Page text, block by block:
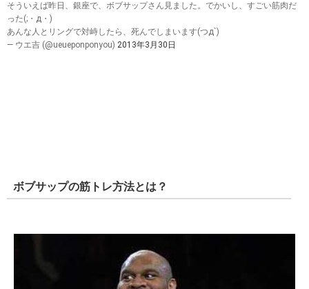
そういえば昨日、銀座で、ボブサップさん見ました。でかいし、すごい筋肉だ
った(;・д・)
あんな人とリングで対峙したら、死んでしまいます(つд`)
— ウエ吉 (@ueueponponyou) 2013年3月30日
ボブサップの筋トレ方法とは？